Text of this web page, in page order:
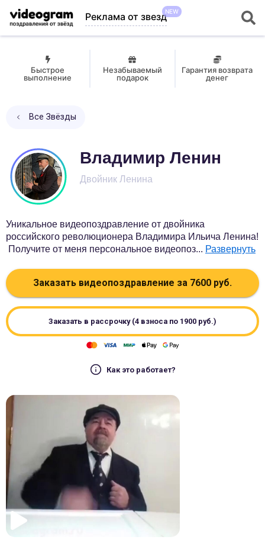
Реклама от звездNEW
Быстрое
выполнение
Незабываемый
подарок
Гарантия возврата
денег
Все Звёзды
Владимир Ленин
Двойник Ленина
Уникальное видеопоздравление от двойника
российского революционера Владимира Ильича Ленина!
Получите от меня персональное видеопоз... Развернуть
Заказать видеопоздравление за 7600 руб.
Заказать в рассрочку (4 взноса по 1900 руб.)
Как это работает?